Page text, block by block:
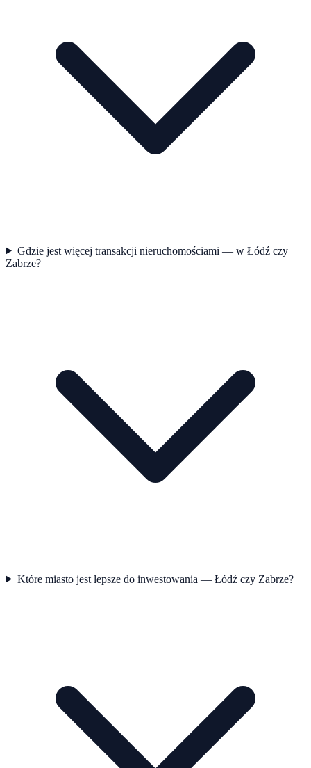
Gdzie jest więcej transakcji nieruchomościami — w Łódź czy
Zabrze?
Które miasto jest lepsze do inwestowania — Łódź czy Zabrze?